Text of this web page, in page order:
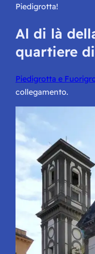
Piedigrotta!
Al di là
quartiere
Piedigrotta e
collegamento.